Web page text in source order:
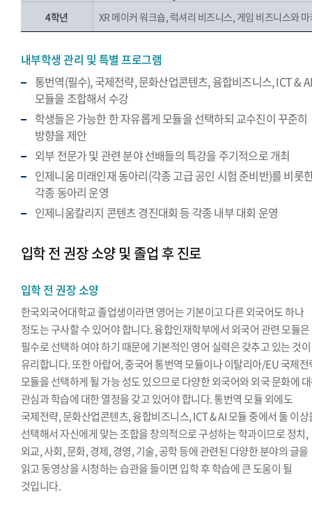
4학년 XR 메이커 워크숍, 럭셔리 비즈니스, 게임 비즈니스와
내부학생 관리 및 특별 프로그램
통번역(필수), 국제전략, 문화산업콘텐츠, 융합비즈니스, ICT & AI
모듈을 조합해서 수강
학생들은 가능한 한 자유롭게 모듈을 선택하되 교수진이 꾸준히
방향을 제안
외부 전문가 및 관련 분야 선배들의 특강을 주기적으로 개최
인제니움 미래인재 동아리(각종 고급 공인 시험 준비반)를 비롯
각종 동아리 운영
인제니움칼리지 콘텐츠 경진대회 등 각종 내부 대회 운영
입학 전 권장 소양 및 졸업 후 진로
입학 전 권장 소양
한국외국어대학교 졸업생이라면 영어는 기본이고 다른 외국어도 하나
정도는 구사할 수 있어야 합니다. 융합인재학부에서 외국어 관련 모듈은
필수로 선택하 여야 하기 때문에 기본적인 영어 실력은 갖추고 있는 것이
유리합니다. 또한 아랍어, 중국어 통번역 모듈이나 이탈리아/EU 국제전
모듈을 선택하게 될 가능 성도 있으므로 다양한 외국어와 외국 문화에
관심과 학습에 대한 열정을 갖고 있어야 합니다. 통번역 모듈 외에도
국제전략, 문화산업콘텐츠, 융합비즈니스, ICT & AI 모듈 중에서 둘 이상
선택해서 자신에게 맞는 조합을 창의적으로 구성하는 학과이므로 정치,
외교, 사회, 문화, 경제, 경영, 기술, 공학 등에 관련된 다양한 분야의 글을
읽고 동영상을 시청하는 습관을 들이면 입학 후 학습에 큰 도움이 될
것입니다.